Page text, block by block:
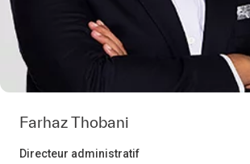
Farhaz Thobani
Directeur administratif